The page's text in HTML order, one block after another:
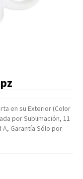
en su Exterior (Color
por Sublimación, 11
A, Garantía Sólo por